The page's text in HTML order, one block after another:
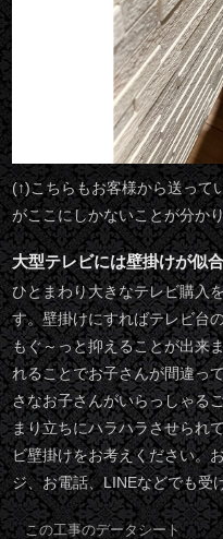
(↑)こちらもお客様から送って
がここにしかないことが分かり
大型テレビには壁掛けが似
ひとまわり大きなテレビ購入
す。壁掛けにすればテレビ台
もぐ～っと抑えることが出来
れることでお子さんが間違っ
さなお子さんがいらっしゃる
まり立ちにハラハラさせられ
ビ壁掛けをお考えください。
ジ、お電話、LINEなどでも受
この工事のデータシート